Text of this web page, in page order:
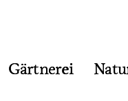
Gärtnerei